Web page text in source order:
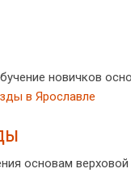
новичков
основам